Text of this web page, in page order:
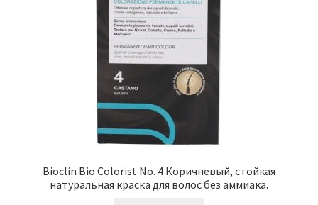
Bioclin Bio Colorist No. 4 Коричневый, стойкая
натуральная краска для волос без аммиака.